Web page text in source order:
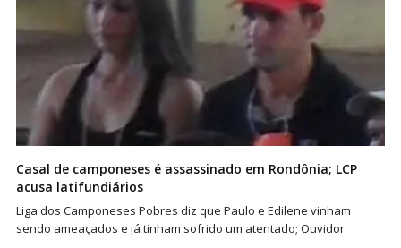
Casal de camponeses é assassinado em Rondônia; LCP
acusa latifundiários
Liga dos Camponeses Pobres diz que Paulo e Edilene vinham
sendo ameaçados e já tinham sofrido um atentado; Ouvidor